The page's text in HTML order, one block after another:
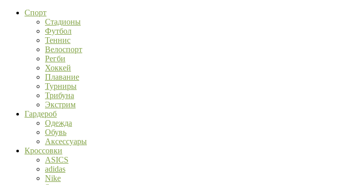
Спорт
Стадионы
Футбол
Теннис
Велоспорт
Регби
Хоккей
Плавание
Турниры
Трибуна
Экстрим
Гардероб
Одежда
Обувь
Аксессуары
Кроссовки
ASICS
adidas
Nike